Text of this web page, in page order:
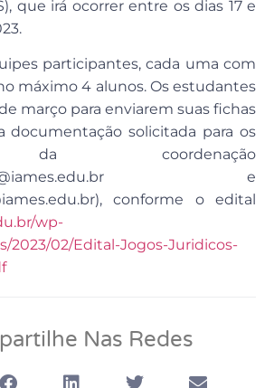
que irá ocorrer entre os dias 17 e
participantes, cada uma com
máximo 4 alunos. Os estudantes
março para enviarem suas fichas
documentação solicitada para os
coordenação
e
conforme o edital
wp-
2023/02/Edital-Jogos-Juridicos-
Nas Redes